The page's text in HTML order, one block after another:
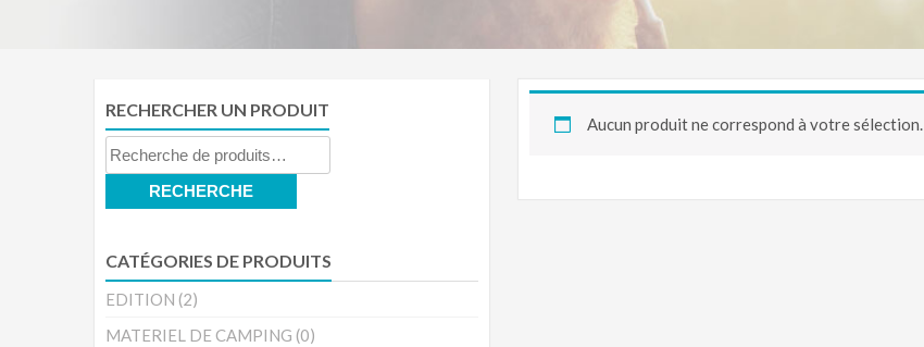
Aucun produit ne correspond à votre sélection.
RECHERCHER UN PRODUIT
Recherche
pour :
RECHERCHE
CATÉGORIES DE PRODUITS
EDITION (2)
MATERIEL DE CAMPING (0)